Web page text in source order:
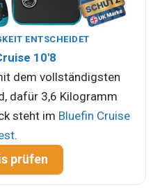
ENTSCHEIDET
10'8
dem vollständigsten
dafür 3,6 Kilogramm
steht im Bluefin Cruise
.
prüfen